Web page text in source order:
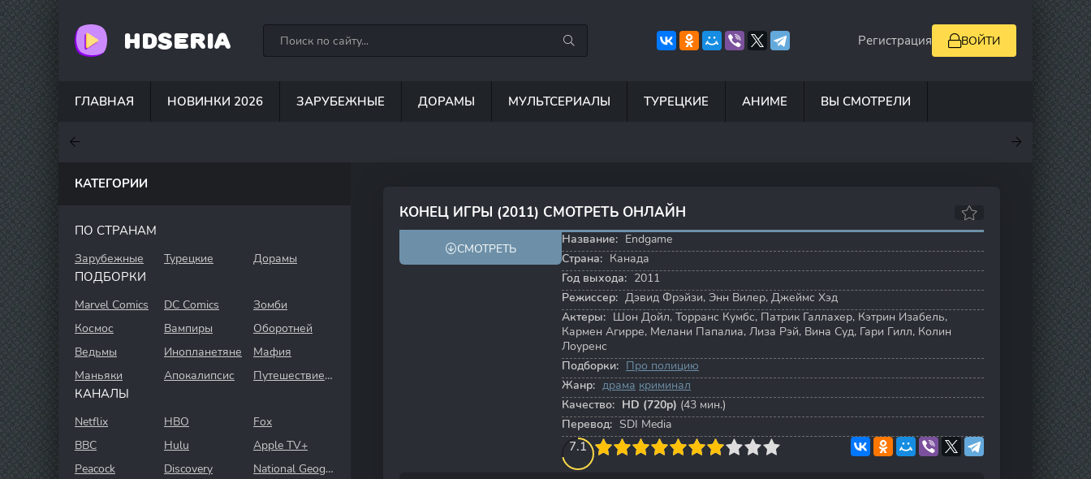
HDSERIA Регистрация ВОЙТИ
ГЛАВНАЯ НОВИНКИ 2026 ЗАРУБЕЖНЫЕ ДОРАМЫ МУЛЬТСЕРИАЛЫ ТУРЕЦКИЕ АНИМЕ ВЫ СМОТРЕЛИ
5
КОНЕЦ ИГРЫ (2011) СМОТРЕТЬ ОНЛАЙН
7.0 7.5
СМОТРЕТЬ
Название: Endgame
Страна: Канада
Год выхода: 2011
Режиссер: Дэвид Фрэйзи, Энн Вилер, Джеймс Хэд
Актеры: Шон Дойл, Торранс Кумбс, Патрик Галлахер, Кэтрин Изабель,
Кармен Агирре, Мелани Папалиа, Лиза Рэй, Вина Суд, Гари Гилл, Колин
Лоуренс
Подборки: Про полицию
Жанр: драма криминал
Качество: HD (720p) (43 мин.)
Перевод: SDI Media
7.1
4 5 6 7 8 9 10
КАТЕГОРИИ
ПО СТРАНАМ
Зарубежные Турецкие Дорамы
ПОДБОРКИ
Marvel Comics DC Comics
Зомби
Космос
Вампиры
Оборотней
Ведьмы
Инопланетяне
Мафия
Маньяки
Апокалипсис Путешествие во времени
КАНАЛЫ
Netflix HBO
Fox
BBC
Hulu
Apple TV+
Peacock
Discovery
National Geographic